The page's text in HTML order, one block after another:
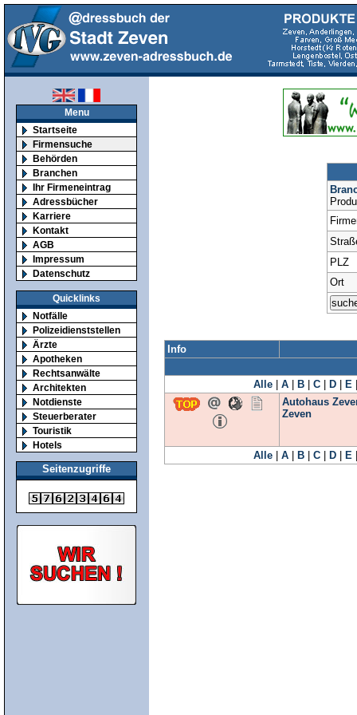
Menu
Startseite
Firmensuche
Behörden
Branchen
Ihr Firmeneintrag
Adressbücher
Karriere
Kontakt
AGB
Impressum
Datenschutz
Quicklinks
Notfälle
Polizeidienststellen
Ärzte
Apotheken
Rechtsanwälte
Architekten
Notdienste
Steuerberater
Touristik
Hotels
Seitenzugriffe
PLZ
Ort
Info
Alle A B C D E
Autohaus
Zeven
Alle A B C D E